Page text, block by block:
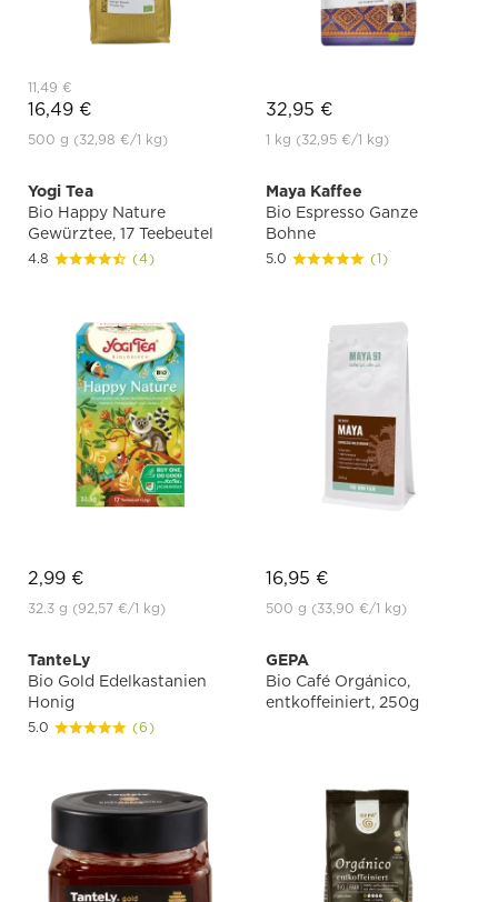
11,49 €
16,49 €
500 g (32,98 €/1 kg)
32,95 €
1 kg (32,95 €/1 kg)
Yogi Tea
Bio Happy Nature
Gewürztee, 17 Teebeutel
4.8 (4)
2,99 €
32.3 g (92,57 €/1 kg)
Maya Kaffee
Bio Espresso Ganze
Bohne
5.0 (1)
16,95 €
500 g (33,90 €/1 kg)
TanteLy
Bio Gold Edelkastanien
Honig
5.0 (6)
GEPA
Bio Café Orgánico,
entkoffeiniert, 250g